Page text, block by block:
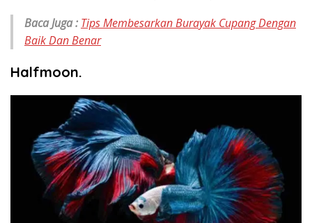
Baca Juga : Tips Membesarkan Burayak Cupang Dengan
Baik Dan Benar
Halfmoon.